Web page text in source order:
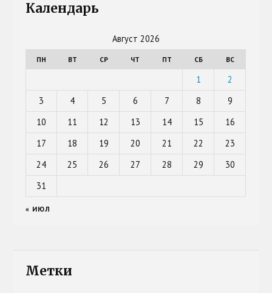
Календарь
Август 2026
ПН ВТ СР ЧТ ПТ СБ ВС
1
2
3
4 5 6 7 8
9
10
11 12 13 14 15
16
17
18 19 20 21 22
23
24
25 26 27 28 29
30
31
« ИЮЛ
Метки